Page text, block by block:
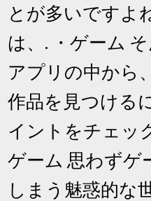
とが多いですよ
は、. ・ゲーム
アプリの中から
作品を見つける
イントをチェッ
ゲーム 思わずゲ
しまう魅惑的な